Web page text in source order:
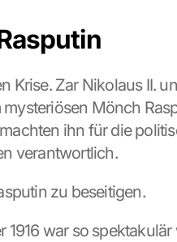
Krise. Zar Nikolaus II.
Mönch
ihn für die
verantwortlich.
zu beseitigen.
1916 war so